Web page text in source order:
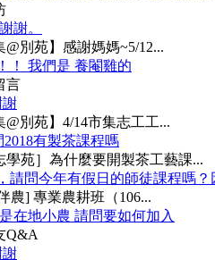
謝。
@別苑】感謝媽媽~5/12...
！ 我們是 養閹雞的
言
謝
@別苑】4/14市集志工工...
2018有製茶課程嗎
學苑］為什麼要開製茶工藝課...
請問今年有假日的師徒課程嗎？
農] 專業農耕班（106...
在地小農 請問要如何加入
Q&A
謝